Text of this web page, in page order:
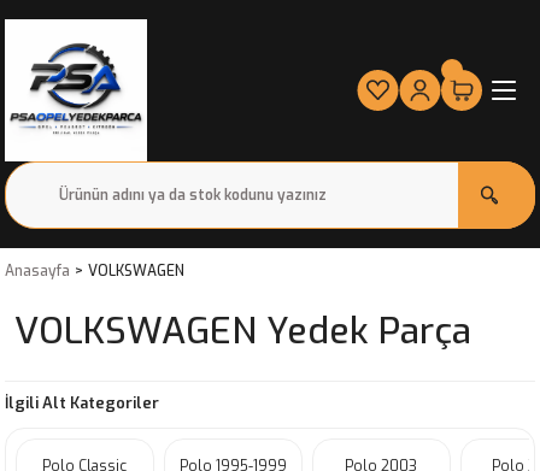
Anasayfa VOLKSWAGEN
VOLKSWAGEN Yedek Parça
İlgili Alt Kategoriler
Polo Classic
Polo 1995-1999 Polo 2003 Polo